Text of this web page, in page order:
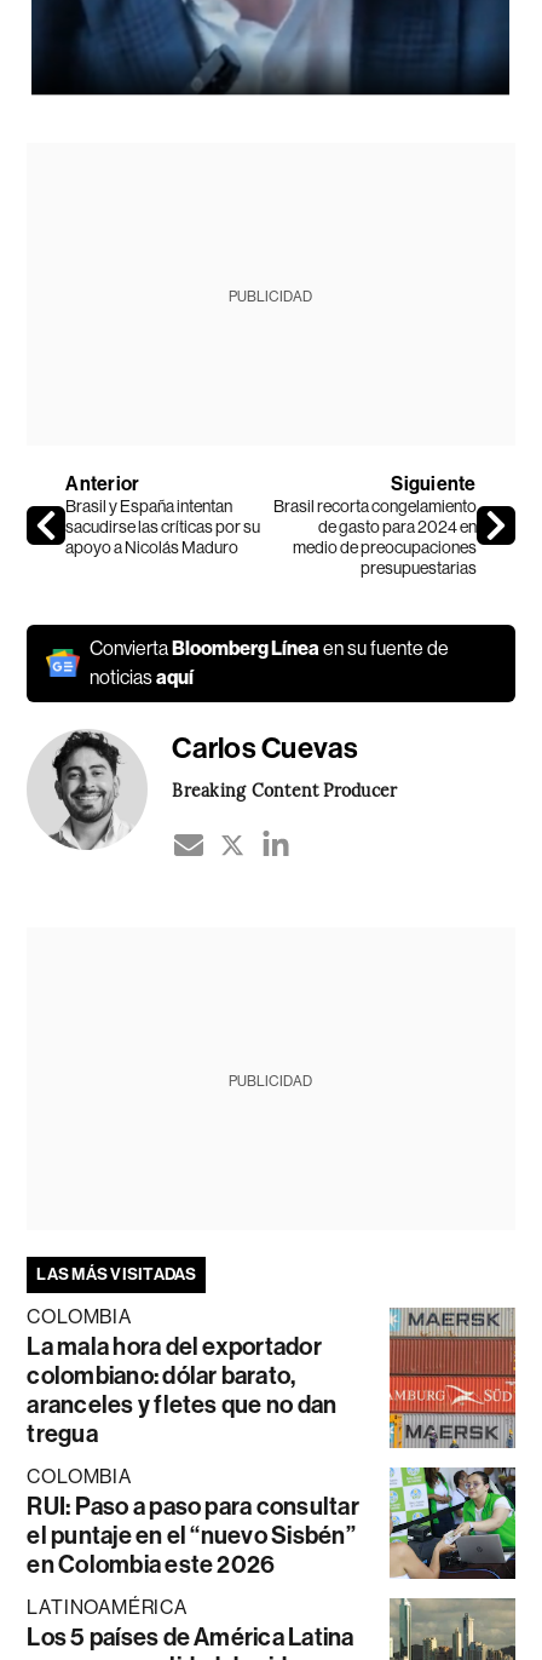
PUBLICIDAD
Anterior
Brasil y España intentan
sacudirse las críticas por su
apoyo a Nicolás Maduro
Siguiente
Brasil recorta congelamiento
de gasto para 2024 en
medio de preocupaciones
presupuestarias
ConviertaBloomberg Líneaen su fuente de
noticiasaquí
Carlos Cuevas
Breaking Content Producer
PUBLICIDAD
LAS MÁS VISITADAS
COLOMBIA
La mala hora del exportador
colombiano: dólar barato,
aranceles y fletes que no dan
tregua
COLOMBIA
RUI: Paso a paso para consultar
el puntaje en el “nuevo Sisbén”
en Colombia este 2026
LATINOAMÉRICA
Los 5 países de América Latina